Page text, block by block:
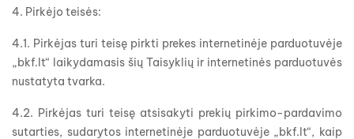
4. Pirkėjo teisės:
4.1. Pirkėjas turi teisę pirkti prekes internetinėje parduotuvėje
„bkf.lt“ laikydamasis šių Taisyklių ir internetinės parduotuvės
nustatyta tvarka.
4.2. Pirkėjas turi teisę atsisakyti prekių pirkimo-pardavimo
sutarties, sudarytos internetinėje parduotuvėje „bkf.lt“, kaip